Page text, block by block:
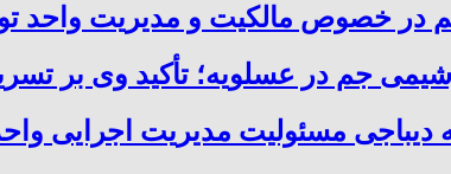
خصوص مالکیت و مدیریت واحد
جم در عسلویه؛ تأکید وی بر
دیباجی مسئولیت مدیریت اجرایی